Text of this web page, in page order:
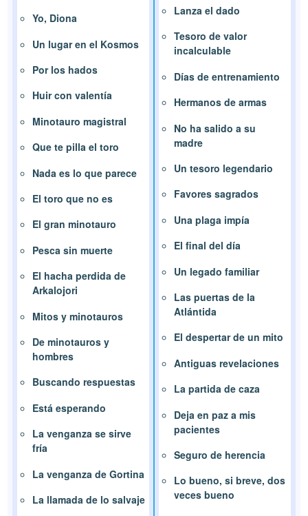
Yo, Diona
Un lugar en el Kosmos
Por los hados
Huir con valentía
Minotauro magistral
Que te pilla el toro
Nada es lo que parece
El toro que no es
El gran minotauro
Pesca sin muerte
El hacha perdida de
Arkalojori
Mitos y minotauros
De minotauros y
hombres
Buscando respuestas
Está esperando
La venganza se sirve
fría
La venganza de Gortina
La llamada de lo salvaje
Lanza el dado
Tesoro de valor
incalculable
Días de entrenamiento
Hermanos de armas
No ha salido a su
madre
Un tesoro legendario
Favores sagrados
Una plaga impía
El final del día
Un legado familiar
Las puertas de la
Atlántida
El despertar de un mito
Antiguas revelaciones
La partida de caza
Deja en paz a mis
pacientes
Seguro de herencia
Lo bueno, si breve, dos
veces bueno